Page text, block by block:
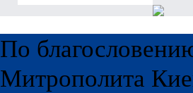
По
Митрополита